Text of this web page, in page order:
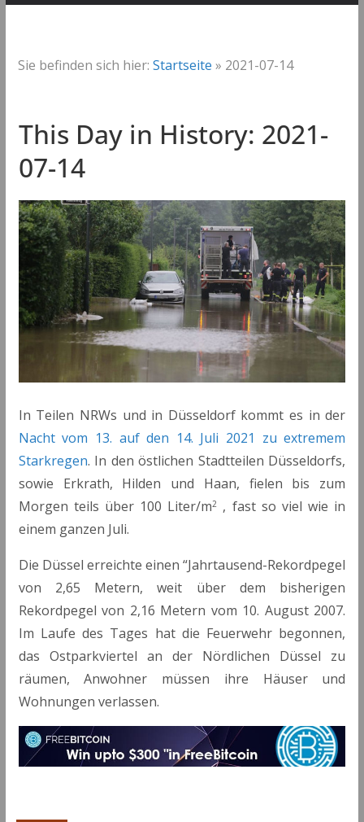
Sie befinden sich hier: Startseite » 2021-07-14
This Day in History: 2021-
07-14
In Teilen NRWs und in Düsseldorf kommt es in der
Nacht vom 13. auf den 14. Juli 2021 zu extremem
Starkregen. In den östlichen Stadtteilen Düsseldorfs,
sowie Erkrath, Hilden und Haan, fielen bis zum
Morgen teils über 100 Liter/m2 , fast so viel wie in
einem ganzen Juli.
Die Düssel erreichte einen “Jahrtausend-Rekordpegel
von 2,65 Metern, weit über dem bisherigen
Rekordpegel von 2,16 Metern vom 10. August 2007.
Im Laufe des Tages hat die Feuerwehr begonnen,
das Ostparkviertel an der Nördlichen Düssel zu
räumen, Anwohner müssen ihre Häuser und
Wohnungen verlassen.